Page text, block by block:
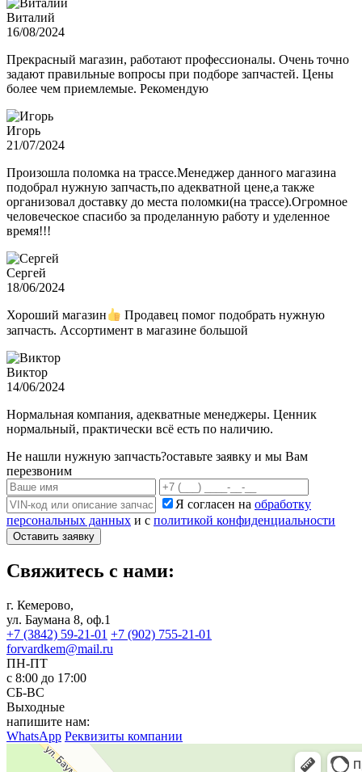
Виталий
16/08/2024
Прекрасный магазин, работают профессионалы. Очень точно
задают правильные вопросы при подборе запчастей. Цены
более чем приемлемые. Рекомендую
Игорь
21/07/2024
Произошла поломка на трассе.Менеджер данного магазина
подобрал нужную запчасть,по адекватной цене,а также
организовал доставку до места поломки(на трассе).Огромное
человеческое спасибо за проделанную работу и уделенное
время!!!
Сергей
18/06/2024
Хороший магазин
Продавец помог подобрать нужную
запчасть. Ассортимент в магазине большой
Виктор
14/06/2024
Нормальная компания, адекватные менеджеры. Ценник
нормальный, практически всё есть по наличию.
Не нашли нужную запчасть?оставьте заявку и мы Вам
перезвоним
Я согласен на обработку
персональных данных и с политикой конфиденциальности
Оставить заявку
Свяжитесь с нами:
г. Кемерово,
ул. Баумана 8, оф.1
+7 (3842) 59-21-01 +7 (902) 755-21-01
forvardkem@mail.ru
ПН-ПТ
с 8:00 до 17:00
СБ-ВС
Выходные
напишите нам:
WhatsApp Реквизиты компании